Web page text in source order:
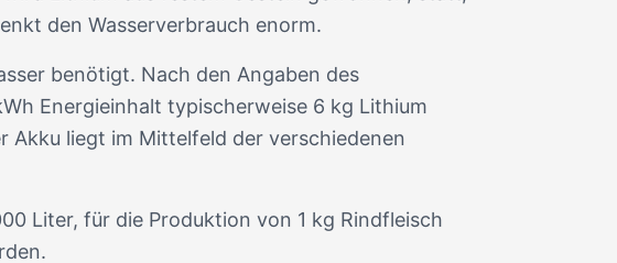
den Wasserverbrauch enorm.
benötigt. Nach den Angaben des
Energieinhalt typischerweise 6 kg Lithium
Akku liegt im Mittelfeld der verschiedenen
Liter, für die Produktion von 1 kg Rindfleisch